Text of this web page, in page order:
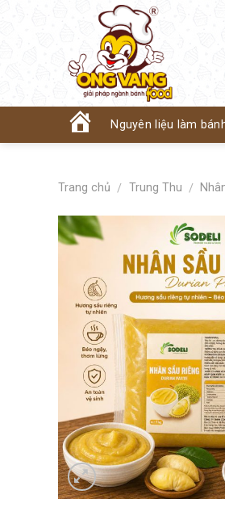
Trang
Nguyên liệu làm
Trang chủ / Trung Thu /